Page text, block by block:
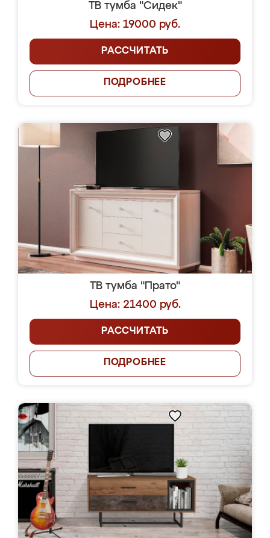
ТВ тумба "Сидек"
Цена: 19000 руб.
РАССЧИТАТЬ
ПОДРОБНЕЕ
ТВ тумба "Прато"
Цена: 21400 руб.
РАССЧИТАТЬ
ПОДРОБНЕЕ